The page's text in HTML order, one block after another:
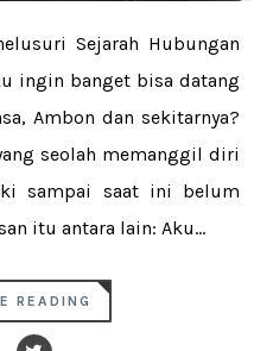
Sejarah Hubungan
ingin banget bisa datang
Ambon dan sekitarnya?
seolah memanggil diri
sampai saat ini belum
itu antara lain: Aku...
READING